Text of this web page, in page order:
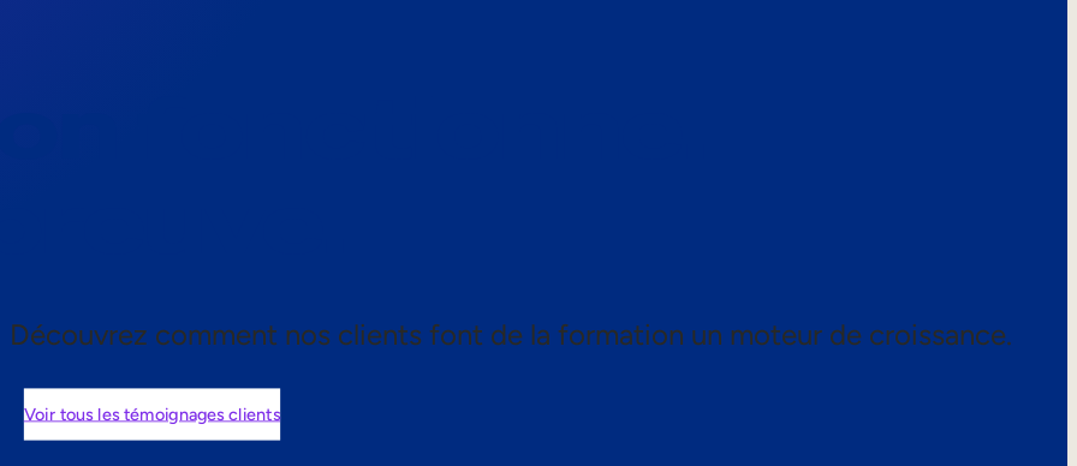
Découvrez comment nos clients font de la formation un moteur de croissance.
Voir tous les témoignages clients